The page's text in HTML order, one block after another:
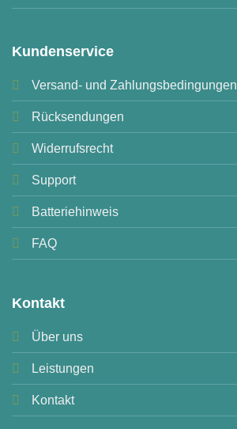
Kundenservice
Versand- und Zahlungsbedingungen
Rücksendungen
Widerrufsrecht
Support
Batteriehinweis
FAQ
Kontakt
Über uns
Leistungen
Kontakt